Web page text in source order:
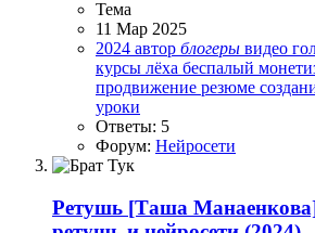
Тема
11 Мар 2025
2024 автор блогеры видео
курсы лёха беспалый
продвижение резюме
уроки
Ответы: 5
Форум: Нейросети
Ретушь [Таша